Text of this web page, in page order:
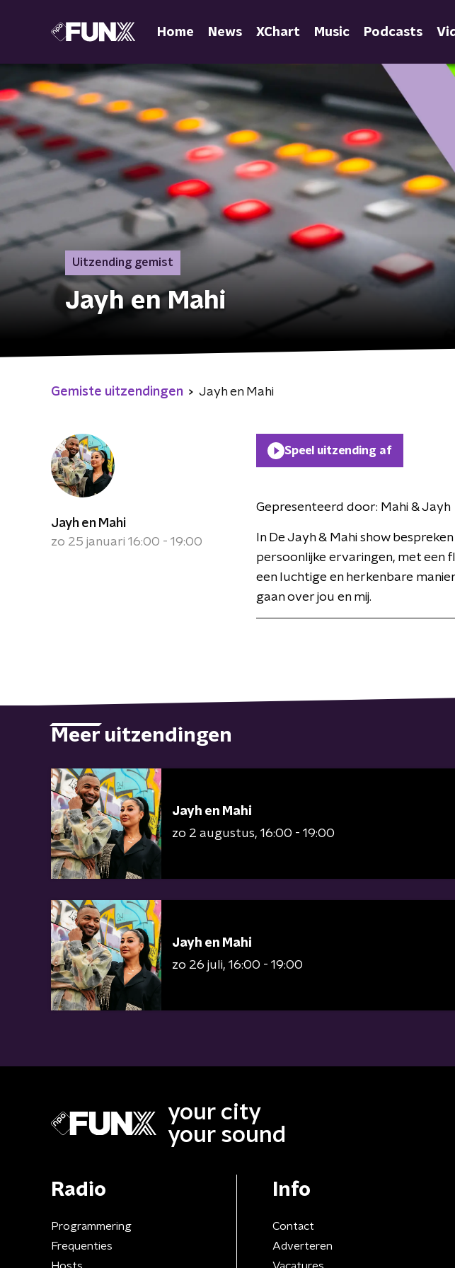
Home News XChart Music Podcasts
Uitzending gemist
Jayh en Mahi
Gemiste uitzendingen Jayh en Mahi
Jayh en Mahi
zo 25 januari 16:00 - 19:00
Speel uitzending af
Gepresenteerd door: Mahi & Jayh
In De Jayh & Mahi show
persoonlijke ervaringen, met een
een luchtige en herkenbare
gaan over jou en mij.
Meer uitzendingen
Jayh en Mahi
zo 2 augustus 16:00 - 19:00
Jayh en Mahi
zo 26 juli 16:00 - 19:00
your city
your sound
Radio
Programmering
Frequenties
Hosts
Info
Contact
Adverteren
Vacatures